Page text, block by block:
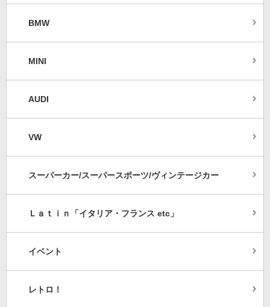
BMW
MINI
AUDI
VW
スーパーカー/スーパースポーツ/ヴィンテージカー
Ｌａｔｉｎ「イタリア・フランス etc」
イベント
レトロ！